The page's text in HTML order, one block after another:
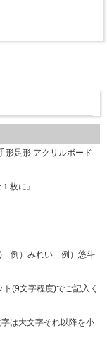
形足形 アクリルボード
枚に』
) 例）みれい 例）悠斗
(9文字程度)でご記入く
は大文字それ以降を小